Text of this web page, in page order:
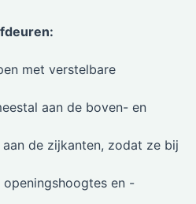
met verstelbare
aan de boven- en
de zijkanten, zodat ze bij
openingshoogtes en -